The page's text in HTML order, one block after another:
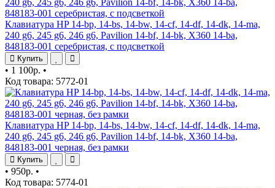
Клавиатура HP 14-bp, 14-bs, 14-bw, 14-cf, 14-df, 14-dk, 14-ma,
240 g6, 245 g6, 246 g6, Pavilion 14-bf, 14-bk, X360 14-ba,
848183-001 серебристая, с подсветкой
Купить
• 1 100р. •
Код товара: 5772-01
Клавиатура HP 14-bp, 14-bs, 14-bw, 14-cf, 14-df, 14-dk, 14-ma,
240 g6, 245 g6, 246 g6, Pavilion 14-bf, 14-bk, X360 14-ba,
848183-001 черная, без рамки
Купить
• 950р. •
Код товара: 5774-01